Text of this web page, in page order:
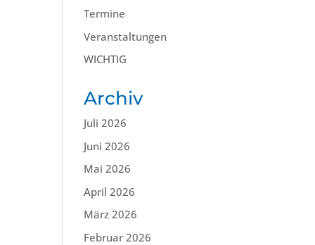
Termine
Veranstaltungen
WICHTIG
Archiv
Juli 2026
Juni 2026
Mai 2026
April 2026
März 2026
Februar 2026